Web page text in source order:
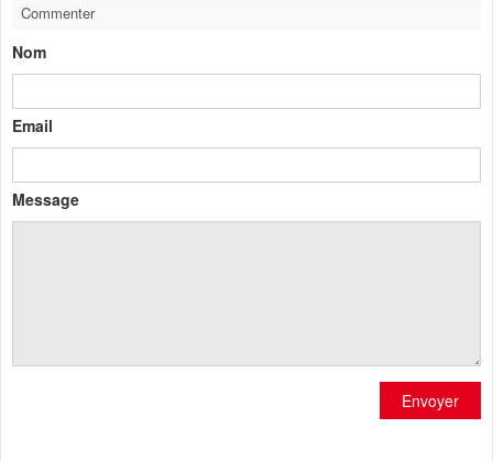
Commenter
Nom
Email
Message
Envoyer